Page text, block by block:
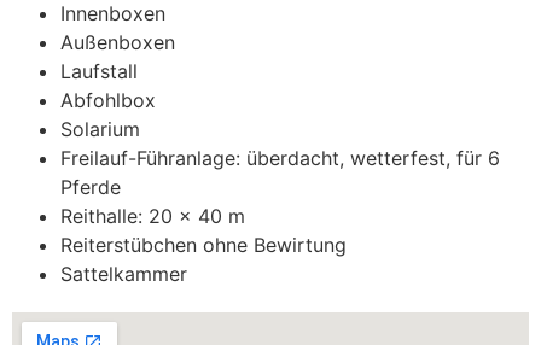
Innenboxen
Außenboxen
Laufstall
Abfohlbox
Solarium
Freilauf-Führanlage: überdacht, wetterfest, für 6
Pferde
Reithalle: 20 x 40 m
Reiterstübchen ohne Bewirtung
Sattelkammer